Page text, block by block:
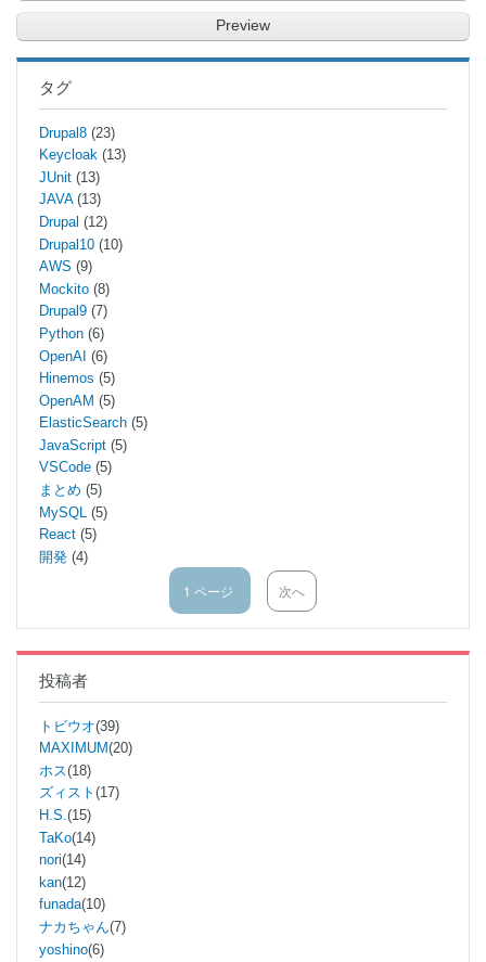
タグ
Drupal8 (23)
Keycloak (13)
JUnit (13)
JAVA (13)
Drupal (12)
Drupal10 (10)
AWS (9)
Mockito (8)
Drupal9 (7)
Python (6)
OpenAI (6)
Hinemos (5)
OpenAM (5)
ElasticSearch (5)
JavaScript (5)
VSCode (5)
まとめ (5)
MySQL (5)
React (5)
開発 (4)
ジ
送
り
1 ページ
次
ペ
ー
次へ
投稿者
トビウオ(39)
MAXIMUM(20)
ホス(18)
ズィスト (17)
H.S.(15)
TaKo(14)
nori(14)
kan(12)
funada(10)
ナカちゃん(7)
yoshino(6)